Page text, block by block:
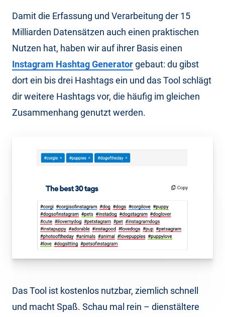
Damit die Erfassung und Verarbeitung der 15
Milliarden Datensätzen auch einen praktischen
Nutzen hat, haben wir auf ihrer Basis einen
Instagram Hashtag Generatorgebaut: du gibst
dort ein bis drei Hashtags ein und das Tool schlägt
dir weitere Hashtags vor, die häufig im gleichen
Zusammenhang genutzt werden.
Das Tool ist kostenlos nutzbar, ziemlich schnell
und macht Spaß. Schau mal rein – dienstältere